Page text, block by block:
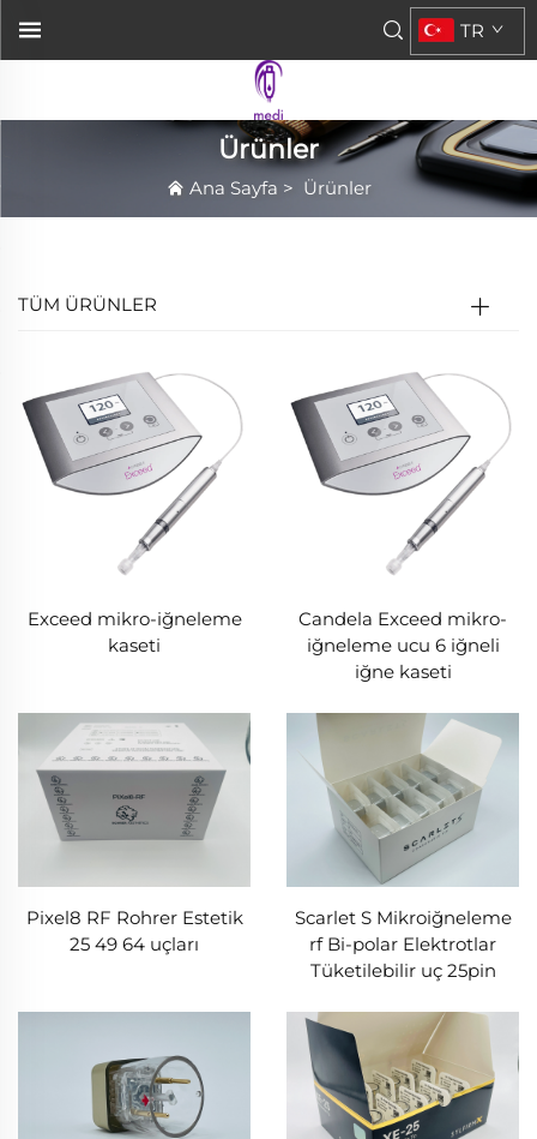
TR
Ürünler
Ana Sayfa > Ürünler
TÜM ÜRÜNLER
Exceed mikro-iğneleme
kaseti
Candela Exceed mikro-
iğneleme ucu 6 iğneli
iğne kaseti
Pixel8 RF Rohrer Estetik
25 49 64 uçları
Scarlet S Mikroiğneleme
rf Bi-polar Elektrotlar
Tüketilebilir uç 25pin